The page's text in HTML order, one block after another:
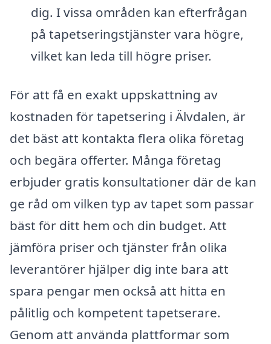
dig. I vissa områden kan efterfrågan
på tapetseringstjänster vara högre,
vilket kan leda till högre priser.
För att få en exakt uppskattning av
kostnaden för tapetsering i Älvdalen, är
det bäst att kontakta flera olika företag
och begära offerter. Många företag
erbjuder gratis konsultationer där de kan
ge råd om vilken typ av tapet som passar
bäst för ditt hem och din budget. Att
jämföra priser och tjänster från olika
leverantörer hjälper dig inte bara att
spara pengar men också att hitta en
pålitlig och kompetent tapetserare.
Genom att använda plattformar som